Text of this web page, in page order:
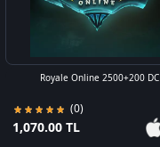
Royale Online 2500+200 DC
(0)
1,070.00 TL